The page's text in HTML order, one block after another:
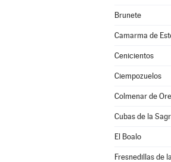
Brunete
Camarma de
Cenicientos
Ciempozuelos
Colmenar de
Cubas de la
El Boalo
Fresnedillas de